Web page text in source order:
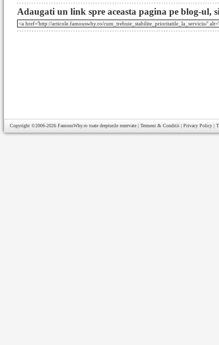
Adaugati un link spre aceasta pagina pe blog-ul,
Copyright ©2006-2026 FamousWhy.ro toate drepturile rezervate | Termeni & Conditii | Privacy Policy |